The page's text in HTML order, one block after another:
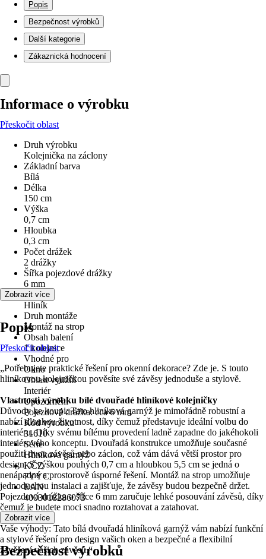
Popis
Bezpečnost výrobků
Další kategorie
Zákaznická hodnocení
Informace o výrobku
Přeskočit oblast
Druh výrobku
Kolejnička na záclony
Základní barva
Bílá
Délka
150 cm
Výška
0,7 cm
Hloubka
0,3 cm
Počet drážek
2 drážky
Šířka pojezdové drážky
6 mm
Materiál
Hliník
Druh montáže
Montáž na strop
Obsah balení
1 kolejnice
Vhodné pro
Okno
Oblast využití
Interiér
Upozornění
Pojezdová drážka: cca 6 mm
Kód výrobku
31610
Série
Hliníková garnýž
KČZ
7YYC
EAN
4003018286073
Zobrazit více
Popis
Přeskočit oblast
„Potřebujete praktické řešení pro okenní dekorace? Zde je. S touto
hliníkovou kolejničkou pověsíte své závěsy jednoduše a stylově.
Vlastnosti výrobku bílé dvouřadé hliníkové kolejničky
Důvody ke koupi: Tato hliníková garnýž je mimořádně robustní a
nabízí dlouhou životnost, díky čemuž představuje ideální volbu do
interiéru. Díky svému bílému provedení ladně zapadne do jakéhokoli
interiérového konceptu. Dvouřadá konstrukce umožňuje současné
použití dvou závěsů nebo záclon, což vám dává větší prostor pro
design. S výškou pouhých 0,7 cm a hloubkou 5,5 cm se jedná o
nenápadné a prostorově úsporné řešení. Montáž na strop umožňuje
jednoduchou instalaci a zajišťuje, že závěsy budou bezpečně držet.
Pojezdová drážka o šířce 6 mm zaručuje lehké posouvání závěsů, díky
čemuž je budete moci snadno roztahovat a zatahovat.
Vaše výhody: Tato bílá dvouřadá hliníková garnýž vám nabízí funkční
a stylové řešení pro design vašich oken a bezpečné a flexibilní
zavěšení vašich závěsů.“
Zobrazit více
Bezpečnost výrobků